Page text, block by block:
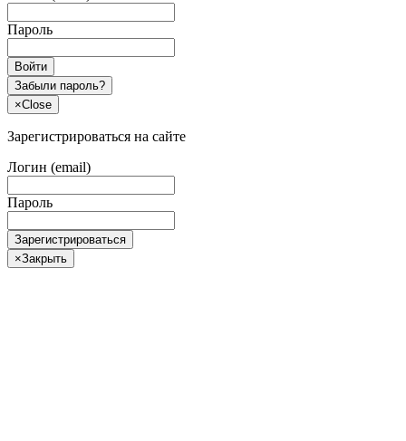
Пароль
Войти
Забыли пароль?
×Close
Зарегистрироваться на сайте
Логин (email)
Пароль
Зарегистрироваться
×Закрыть